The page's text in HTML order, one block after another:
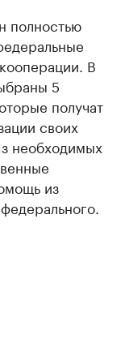
полностью
В
5
получат
своих
необходимых
из